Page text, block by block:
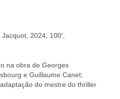
2024, 100′,
na obra de Georges
e Guillaume Canet;
do mestre do thriller